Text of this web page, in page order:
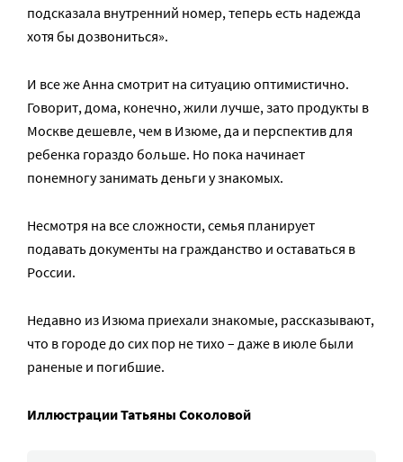
подсказала внутренний номер, теперь есть надежда
хотя бы дозвониться».
И все же Анна смотрит на ситуацию оптимистично.
Говорит, дома, конечно, жили лучше, зато продукты в
Москве дешевле, чем в Изюме, да и перспектив для
ребенка гораздо больше. Но пока начинает
понемногу занимать деньги у знакомых.
Несмотря на все сложности, семья планирует
подавать документы на гражданство и оставаться в
России.
Недавно из Изюма приехали знакомые, рассказывают,
что в городе до сих пор не тихо – даже в июле были
раненые и погибшие.
Иллюстрации Татьяны Соколовой